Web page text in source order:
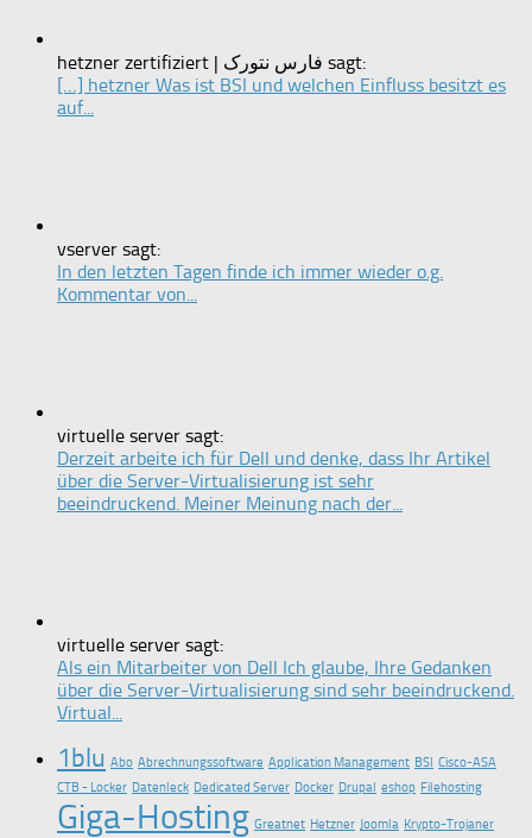
hetzner zertifiziert | فارس نتورک sagt:
[…] hetzner Was ist BSI und welchen Einfluss besitzt es
auf...
vserver sagt:
In den letzten Tagen finde ich immer wieder o.g.
Kommentar von...
virtuelle server sagt:
Derzeit arbeite ich für Dell und denke, dass Ihr Artikel
über die Server-Virtualisierung ist sehr
beeindruckend. Meiner Meinung nach der...
virtuelle server sagt:
Als ein Mitarbeiter von Dell Ich glaube, Ihre Gedanken
über die Server-Virtualisierung sind sehr beeindruckend.
Virtual...
1blu Abo Abrechnungssoftware Application Management BSI Cisco-ASA
CTB - Locker Datenleck Dedicated Server Docker Drupal eshop Filehosting
Giga-Hosting Greatnet Hetzner Joomla Krypto-Trojaner